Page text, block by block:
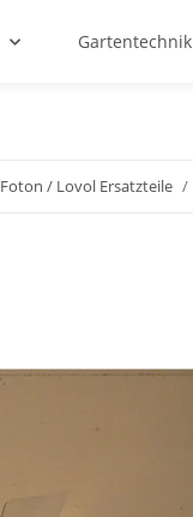
Gartentechnik
Foton / Lovol Ersatzteile